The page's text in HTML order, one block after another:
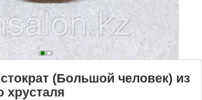
(Большой человек) из
хрусталя